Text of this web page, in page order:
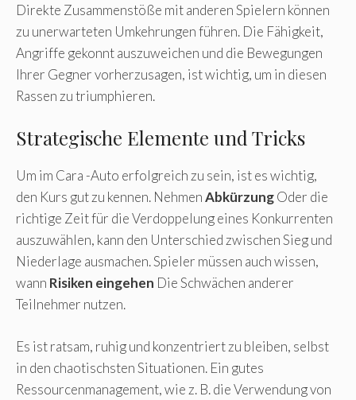
Direkte Zusammenstöße mit anderen Spielern können
zu unerwarteten Umkehrungen führen. Die Fähigkeit,
Angriffe gekonnt auszuweichen und die Bewegungen
Ihrer Gegner vorherzusagen, ist wichtig, um in diesen
Rassen zu triumphieren.
Strategische Elemente und Tricks
Um im Cara -Auto erfolgreich zu sein, ist es wichtig,
den Kurs gut zu kennen. NehmenAbkürzungOder die
richtige Zeit für die Verdoppelung eines Konkurrenten
auszuwählen, kann den Unterschied zwischen Sieg und
Niederlage ausmachen. Spieler müssen auch wissen,
wann Risiken eingehen Die Schwächen anderer
Teilnehmer nutzen.
Es ist ratsam, ruhig und konzentriert zu bleiben, selbst
in den chaotischsten Situationen. Ein gutes
Ressourcenmanagement, wie z. B. die Verwendung von